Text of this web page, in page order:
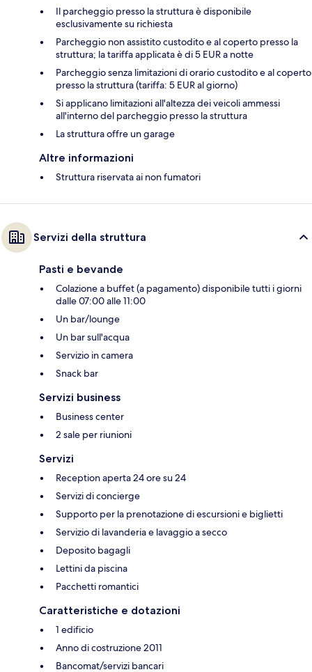
Il parcheggio presso la struttura è disponibile
esclusivamente su richiesta
Parcheggio non assistito custodito e al coperto presso la
struttura; la tariffa applicata è di 5 EUR a notte
Parcheggio senza limitazioni di orario custodito e al coperto
presso la struttura (tariffa: 5 EUR al giorno)
Si applicano limitazioni all'altezza dei veicoli ammessi
all'interno del parcheggio presso la struttura
La struttura offre un garage
Altre informazioni
Struttura riservata ai non fumatori
Servizi della struttura
Pasti e bevande
Colazione a buffet (a pagamento) disponibile tutti i giorni
dalle 07:00 alle 11:00
Un bar/lounge
Un bar sull'acqua
Servizio in camera
Snack bar
Servizi business
Business center
2 sale per riunioni
Servizi
Reception aperta 24 ore su 24
Servizi di concierge
Supporto per la prenotazione di escursioni e biglietti
Servizio di lavanderia e lavaggio a secco
Deposito bagagli
Lettini da piscina
Pacchetti romantici
Caratteristiche e dotazioni
1 edificio
Anno di costruzione 2011
Bancomat/servizi bancari